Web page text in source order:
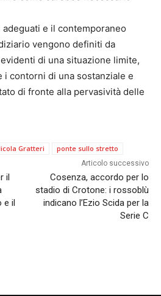
e il contemporaneo
vengono definiti da
di una situazione limite,
i contorni di una sostanziale e
di fronte alla pervasività delle
Gratteri ponte sullo stretto
il
e il
Articolo successivo
Cosenza, accordo per lo
stadio di Crotone: i rossoblù
indicano l’Ezio Scida per la
Serie C